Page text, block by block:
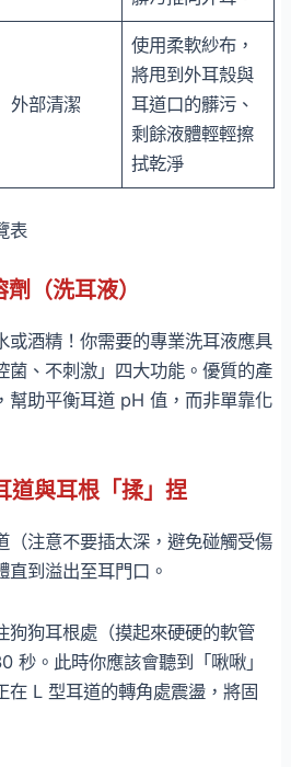
外部清潔
使用柔軟紗布，
將甩到外耳殼與
耳道口的髒污、
剩餘液體輕輕擦
拭乾淨
表
（洗耳液）
或酒精！你需要的專業洗耳液應具
菌、不刺激」四大功能。優質的產
幫助平衡耳道 pH 值，而非單靠化
道與耳根「揉」捏
（注意不要插太深，避免碰觸受傷
直到溢出至耳門口。
狗狗耳根處（摸起來硬硬的軟管
秒。此時你應該會聽到「啾啾」
在 L 型耳道的轉角處震盪，將固